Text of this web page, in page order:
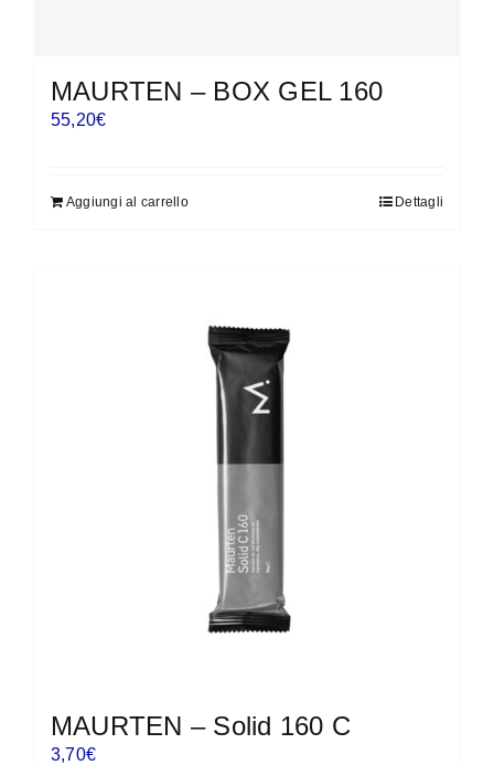
MAURTEN – BOX GEL 160
55,20€
Aggiungi al carrello Dettagli
MAURTEN – Solid 160 C
3,70€